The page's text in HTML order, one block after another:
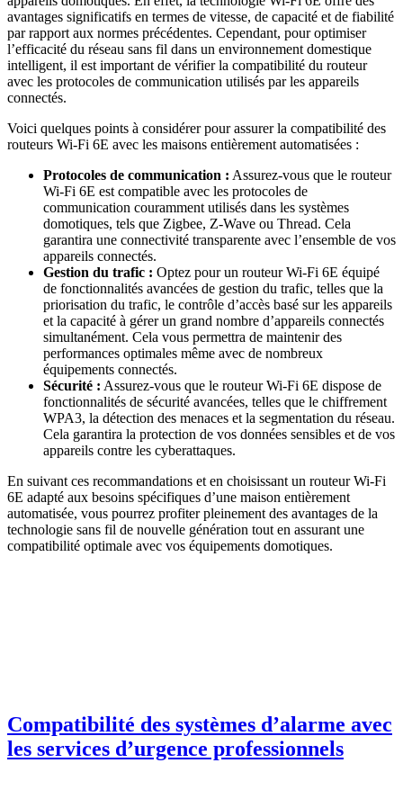
avantages significatifs en termes de vitesse, de capacité et de fiabilité
par rapport aux normes précédentes. Cependant, pour optimiser
l’efficacité du réseau sans fil dans un environnement domestique
intelligent, il est important de vérifier la compatibilité du routeur
avec les protocoles de communication utilisés par les appareils
connectés.
Voici quelques points à considérer pour assurer la compatibilité des
routeurs Wi-Fi 6E avec les maisons entièrement automatisées :
Protocoles de communication : Assurez-vous que le routeur
Wi-Fi 6E est compatible avec les protocoles de
communication couramment utilisés dans les systèmes
domotiques, tels que Zigbee, Z-Wave ou Thread. Cela
garantira une connectivité transparente avec l’ensemble de vos
appareils connectés.
Gestion du trafic : Optez pour un routeur Wi-Fi 6E équipé
de fonctionnalités avancées de gestion du trafic, telles que la
priorisation du trafic, le contrôle d’accès basé sur les appareils
et la capacité à gérer un grand nombre d’appareils connectés
simultanément. Cela vous permettra de maintenir des
performances optimales même avec de nombreux
équipements connectés.
Sécurité : Assurez-vous que le routeur Wi-Fi 6E dispose de
fonctionnalités de sécurité avancées, telles que le chiffrement
WPA3, la détection des menaces et la segmentation du réseau.
Cela garantira la protection de vos données sensibles et de vos
appareils contre les cyberattaques.
En suivant ces recommandations et en choisissant un routeur Wi-Fi
6E adapté aux besoins spécifiques d’une maison entièrement
automatisée, vous pourrez profiter pleinement des avantages de la
technologie sans fil de nouvelle génération tout en assurant une
compatibilité optimale avec vos équipements domotiques.
Compatibilité des systèmes d’alarme avec
les services d’urgence professionnels